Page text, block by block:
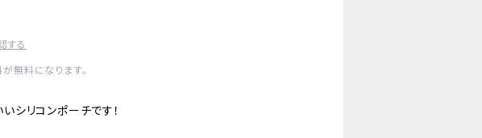
する
無料になります。
シリコンポーチです！